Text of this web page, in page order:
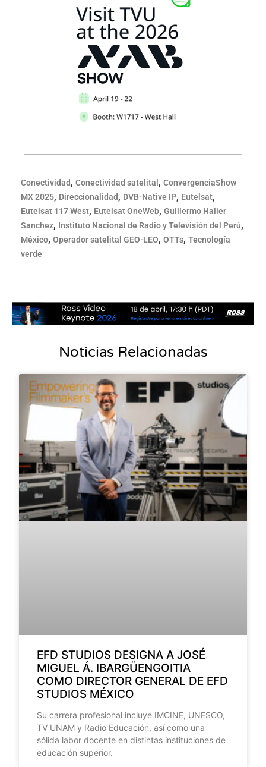
Conectividad, Conectividad satelital , ConvergenciaShow
MX 2025, Direccionalidad, DVB-Native IP, Eutelsat,
Eutelsat 117 West, Eutelsat OneWeb, Guillermo Haller
Sanchez, Instituto Nacional de Radio y Televisión del Perú,
México, Operador satelital GEO-LEO, OTTs, Tecnología
verde
Noticias Relacionadas
EFD STUDIOS DESIGNA A JOSÉ
MIGUEL Á. IBARGÜENGOITIA
COMO DIRECTOR GENERAL DE EFD
STUDIOS MÉXICO
Su carrera profesional incluye IMCINE, UNESCO,
TV UNAM y Radio Educación, así como una
sólida labor docente en distintas instituciones de
educación superior.